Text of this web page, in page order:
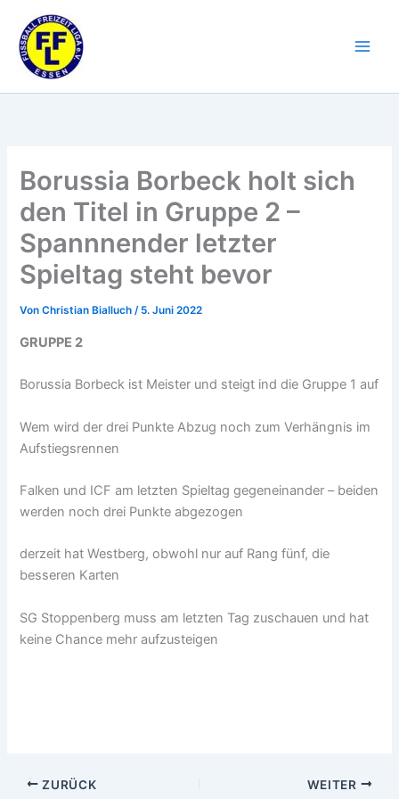
Inhalt
springen
Borussia Borbeck holt sich
den Titel in Gruppe 2 –
Spannnender letzter
Spieltag steht bevor
VonChristian Bialluch/ 5. Juni 2022
GRUPPE 2
Borussia Borbeck ist Meister und steigt ind die Gruppe 1 auf
Wem wird der drei Punkte Abzug noch zum Verhängnis im
Aufstiegsrennen
Falken und ICF am letzten Spieltag gegeneinander – beiden
werden noch drei Punkte abgezogen
derzeit hat Westberg, obwohl nur auf Rang fünf, die
besseren Karten
SG Stoppenberg muss am letzten Tag zuschauen und hat
keine Chance mehr aufzusteigen
ZURÜCK WEITER